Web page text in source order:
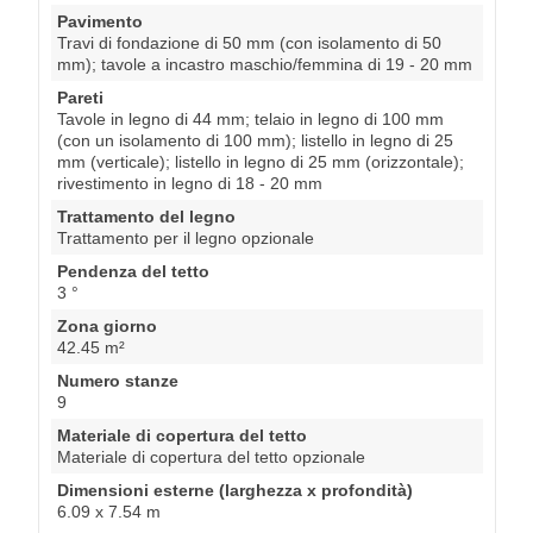
Pavimento
Travi di fondazione di 50 mm (con isolamento di 50
mm); tavole a incastro maschio/femmina di 19 - 20 mm
Pareti
Tavole in legno di 44 mm; telaio in legno di 100 mm
(con un isolamento di 100 mm); listello in legno di 25
mm (verticale); listello in legno di 25 mm (orizzontale);
rivestimento in legno di 18 - 20 mm
Trattamento del legno
Trattamento per il legno opzionale
Pendenza del tetto
3 °
Zona giorno
42.45 m²
Numero stanze
9
Materiale di copertura del tetto
Materiale di copertura del tetto opzionale
Dimensioni esterne (larghezza x profondità)
6.09 x 7.54 m